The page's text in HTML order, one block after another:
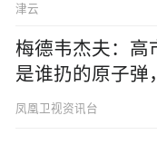
津云
梅德韦杰夫：高
是谁扔的原子弹
凤凰卫视资讯台